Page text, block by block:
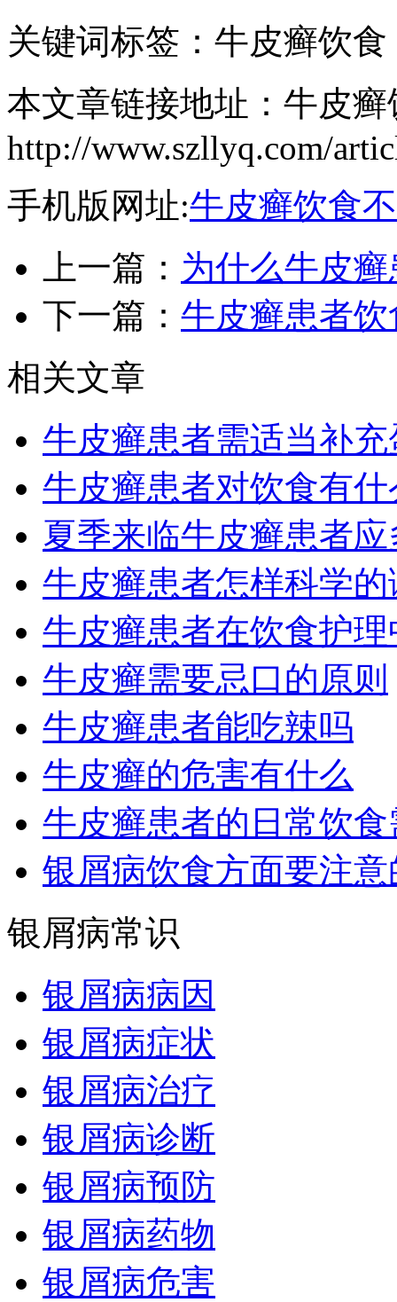
关键词标签：牛皮癣饮食
本文章链接地址：牛皮
http://www.szllyq.com/
手机版网址:牛皮癣饮食
上一篇： 为什么牛皮
下一篇： 牛皮癣患者
相关文章
牛皮癣患者需适当补
牛皮癣患者对饮食有
夏季来临牛皮癣患者
牛皮癣患者怎样科学
牛皮癣患者在饮食护
牛皮癣需要忌口的原则
牛皮癣患者能吃辣吗
牛皮癣的危害有什么
牛皮癣患者的日常饮
银屑病饮食方面要注意
银屑病常识
银屑病病因
银屑病症状
银屑病治疗
银屑病诊断
银屑病预防
银屑病药物
银屑病危害